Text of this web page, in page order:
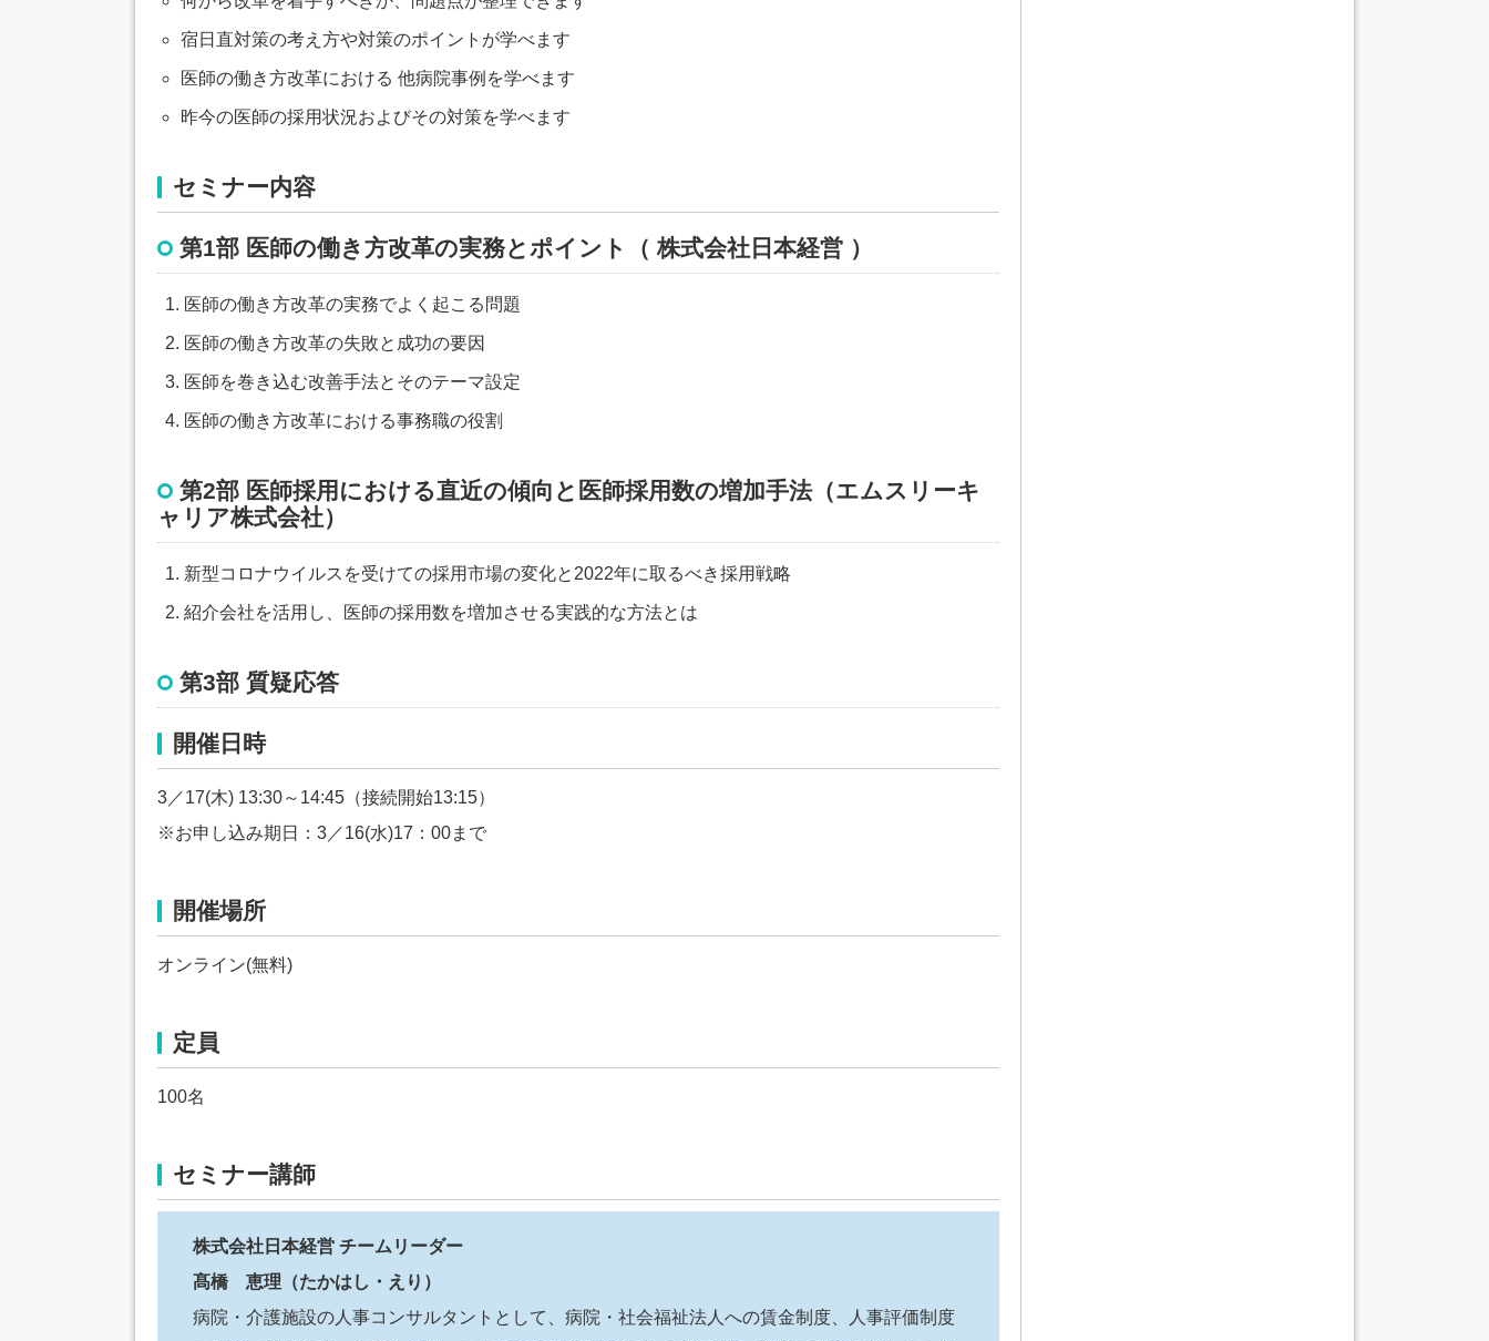
宿日直対策の考え方や対策のポイントが学べます
医師の働き方改革における 他病院事例を学べます
昨今の医師の採用状況およびその対策を学べます
セミナー内容
第1部 医師の働き方改革の実務とポイント（ 株式会社日本経営 ）
医師の働き方改革の実務でよく起こる問題
医師の働き方改革の失敗と成功の要因
医師を巻き込む改善手法とそのテーマ設定
医師の働き方改革における事務職の役割
第2部 医師採用における直近の傾向と医師採用数の増加手法（エムスリーキ
ャリア株式会社）
新型コロナウイルスを受けての採用市場の変化と2022年に取るべき採用戦略
紹介会社を活用し、医師の採用数を増加させる実践的な方法とは
第3部 質疑応答
開催日時
3／17(木) 13:30～14:45（接続開始13:15）
※お申し込み期日：3／16(水)17：00まで
開催場所
オンライン(無料)
定員
100名
セミナー講師
株式会社日本経営 チームリーダー
髙橋 恵理（たかはし・えり）
病院・介護施設の人事コンサルタントとして、病院・社会福祉法人への賃金制度、人事評価制度